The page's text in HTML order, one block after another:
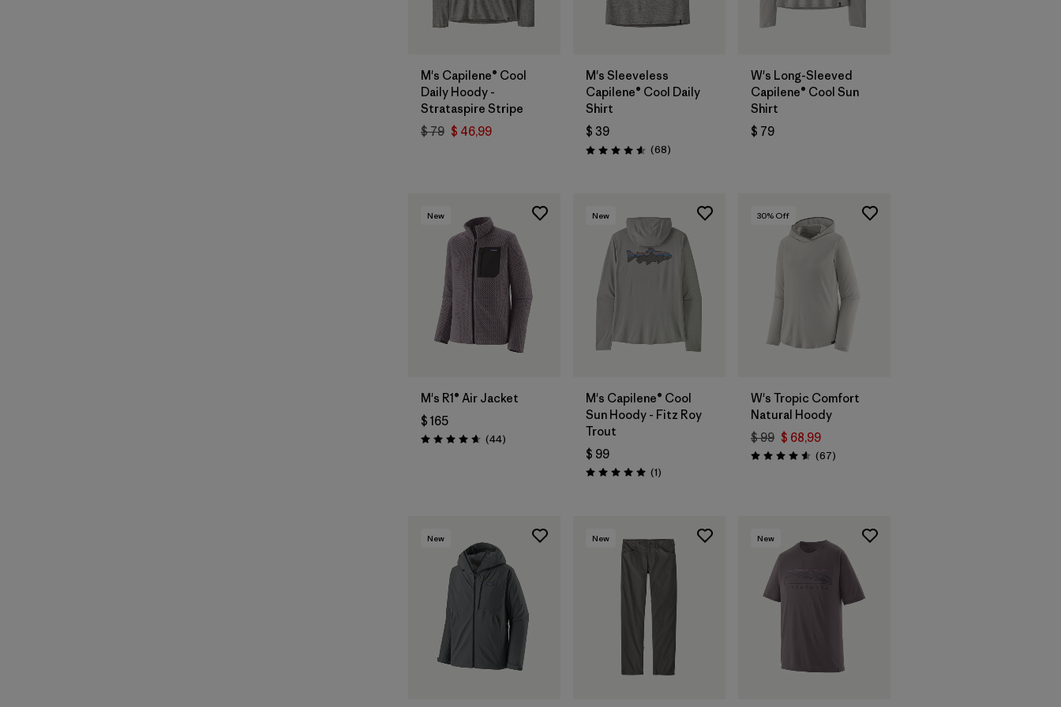
M's Capilene® Cool
Daily Hoody -
Strataspire Stripe
$ 79 $ 46,99
M's Sleeveless
Capilene® Cool Daily
Shirt
$ 39
Valoración: 4.6 / 5
(68Comentarios
)
W's Long-Sleeved
Capilene® Cool Sun
Shirt
$ 79
New
M's R1® Air Jacket
$ 165
Valoración: 4.7 / 5
(44Comentarios
)
New
M's Capilene® Cool
Sun Hoody - Fitz Roy
Trout
$ 99
Valoración: 5.0 / 5
(1Comentarios
)
30% Off
W's Tropic Comfort
Natural Hoody
$ 99 $ 68,99
Valoración: 4.6 / 5
(67Comentarios
)
New New New